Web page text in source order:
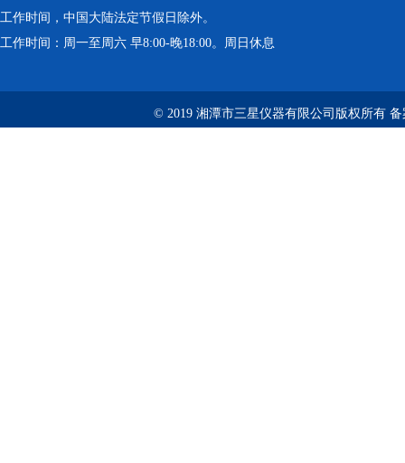
工作时间，中国大陆法定节假日除外。
工作时间：周一至周六 早8:00-晚18:00。周日休息
© 2019 湘潭市三星仪器有限公司版权所有 备